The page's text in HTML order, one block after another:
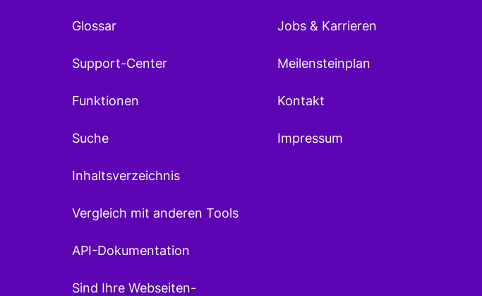
Glossar
Support-Center
Funktionen
Suche
Inhaltsverzeichnis
Vergleich mit anderen Tools
API-Dokumentation
Sind Ihre Webseiten-
Jobs & Karrieren
Meilensteinplan
Kontakt
Impressum